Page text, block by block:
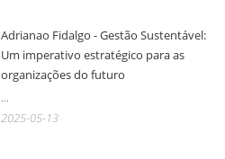
Adrianao Fidalgo - Gestão Sustentável:
Um imperativo estratégico para as
organizações do futuro
...
2025-05-13